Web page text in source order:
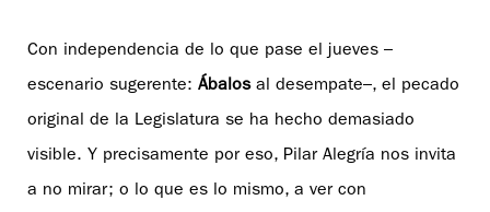
Con independencia de lo que pase el jueves –
escenario sugerente: Ábalosal desempate–, el pecado
original de la Legislatura se ha hecho demasiado
visible. Y precisamente por eso, Pilar Alegría nos invita
a no mirar; o lo que es lo mismo, a ver con